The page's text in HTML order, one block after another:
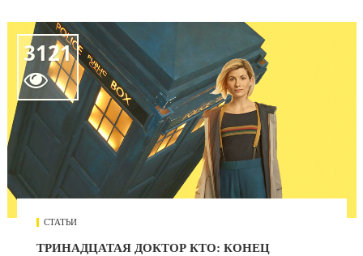
3121

СТАТЬИ
ТРИНАДЦАТАЯ ДОКТОР КТО: КОНЕЦ